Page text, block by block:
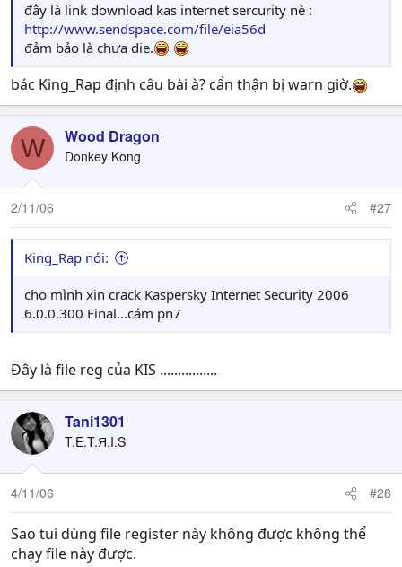
đây là link download kas internet sercurity nè :
http://www.sendspace.com/file/eia56d
đảm bảo là chưa die.
bác King_Rap định câu bài à? cẩn thận bị warn giờ.
W Wood Dragon
Donkey Kong
2/11/06 #27
King_Rap nói:
cho mình xin crack Kaspersky Internet Security 2006
6.0.0.300 Final...cám pn7
Đây là file reg của KIS ................
Tani1301
T.E.T.Я.I.S
4/11/06 #28
Sao tui dùng file register này không được không thể
chạy file này được.